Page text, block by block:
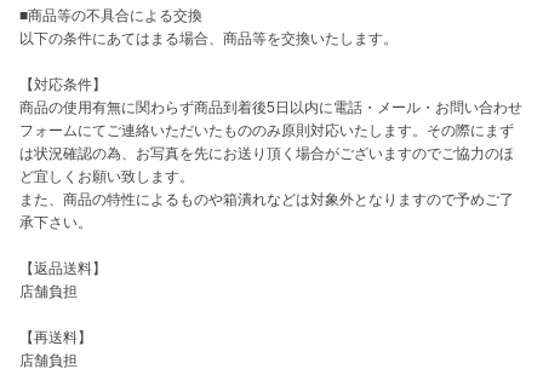
■商品等の不具合による交換
以下の条件にあてはまる場合、商品等を交換いたします。
【対応条件】
商品の使用有無に関わらず商品到着後5日以内に電話・メール・お問い合わせ
フォームにてご連絡いただいたもののみ原則対応いたします。その際にまず
は状況確認の為、お写真を先にお送り頂く場合がございますのでご協力のほ
ど宜しくお願い致します。
また、商品の特性によるものや箱潰れなどは対象外となりますので予めご了
承下さい。
【返品送料】
店舗負担
【再送料】
店舗負担